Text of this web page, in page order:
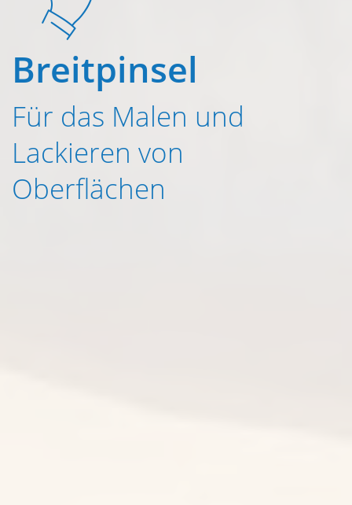
Breitpinsel
Für das Malen und
Lackieren von
Oberflächen